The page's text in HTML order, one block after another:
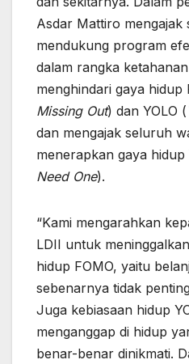
Asdar Mattiro
mendukung program
dalam rangka
menghindari gaya hidup
Missing Out) dan YOLO (
dan mengajak seluruh
menerapkan gaya hidup
Need One).
“Kami mengarahkan
LDII untuk
hidup FOMO, yaitu
sebenarnya tidak
Juga kebiasaan hidup
menganggap di hidup
benar-benar dinikmati.